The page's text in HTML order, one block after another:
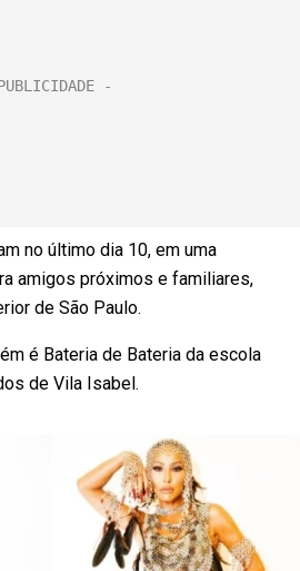
no último dia 10, em uma
amigos próximos e familiares,
de São Paulo.
é Bateria de Bateria da escola
de Vila Isabel.